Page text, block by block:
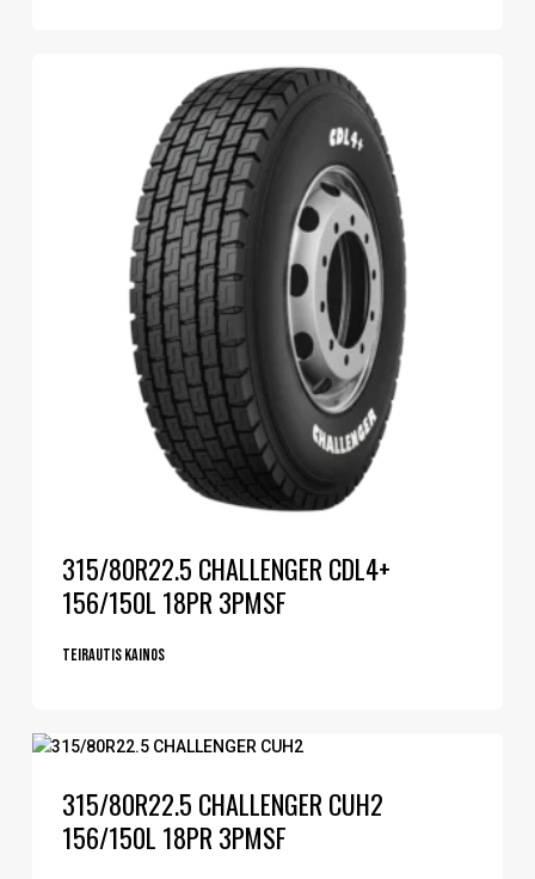
315/80R22.5 CHALLENGER CDL4+
156/150L 18PR 3PMSF
Teirautis kainos
315/80R22.5 CHALLENGER CUH2
156/150L 18PR 3PMSF